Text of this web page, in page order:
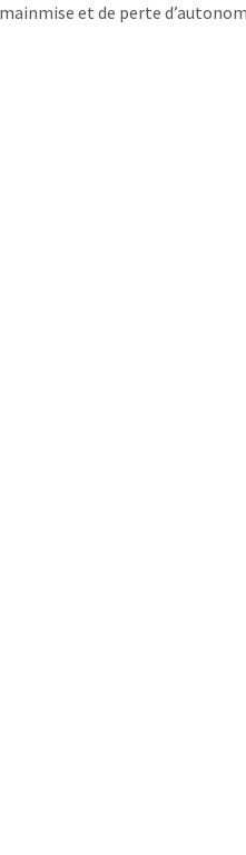
et de perte